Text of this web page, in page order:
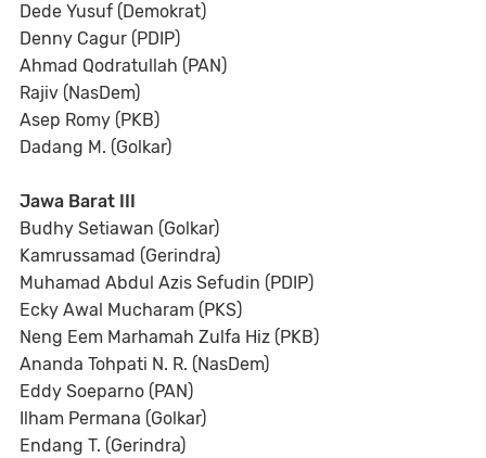
Dede Yusuf (Demokrat)
Denny Cagur (PDIP)
Ahmad Qodratullah (PAN)
Rajiv (NasDem)
Asep Romy (PKB)
Dadang M. (Golkar)
Jawa Barat III
Budhy Setiawan (Golkar)
Kamrussamad (Gerindra)
Muhamad Abdul Azis Sefudin (PDIP)
Ecky Awal Mucharam (PKS)
Neng Eem Marhamah Zulfa Hiz (PKB)
Ananda Tohpati N. R. (NasDem)
Eddy Soeparno (PAN)
Ilham Permana (Golkar)
Endang T. (Gerindra)